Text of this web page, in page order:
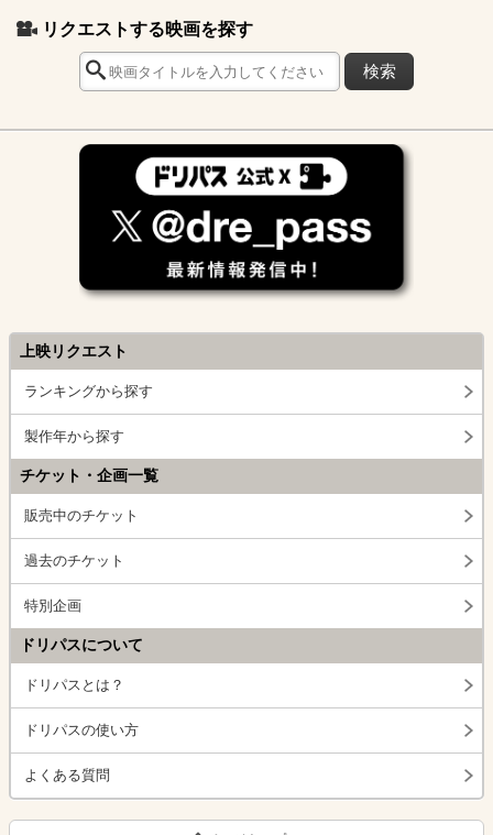
リクエストする映画を探す
検索
上映リクエスト
ランキングから探す
製作年から探す
チケット・企画一覧
販売中のチケット
過去のチケット
特別企画
ドリパスについて
ドリパスとは？
ドリパスの使い方
よくある質問